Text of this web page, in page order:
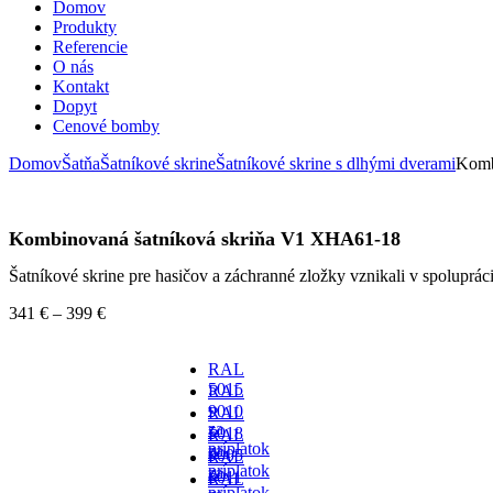
Domov
Produkty
Referencie
O nás
Kontakt
Dopyt
Cenové bomby
DomovŠatňaŠatníkové skrineŠatníkové skrine s dlhými dverami
Kombinovaná šatníková skriňa V1 XHA61-18
Šatníkové skrine pre hasičov a záchranné zložky vznikali v
341 € – 399 €
RAL
5015
-
za
príplatok
RAL
9010
-
za
príplatok
RAL
5018
-
za
RAL
9005
-
RAL
6011
RAL